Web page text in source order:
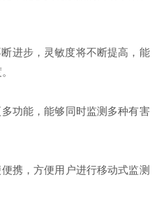
步，灵敏度将不断提高，能
功能，能够同时监测多种有害
携，方便用户进行移动式监测